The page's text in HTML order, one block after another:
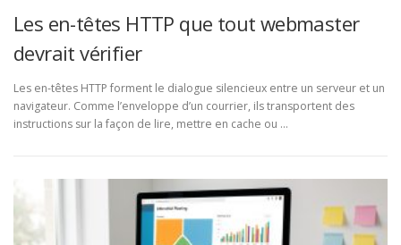
Les en-têtes HTTP que tout webmaster
devrait vérifier
Les en-têtes HTTP forment le dialogue silencieux entre un serveur et un
navigateur. Comme l’enveloppe d’un courrier, ils transportent des
instructions sur la façon de lire, mettre en cache ou …